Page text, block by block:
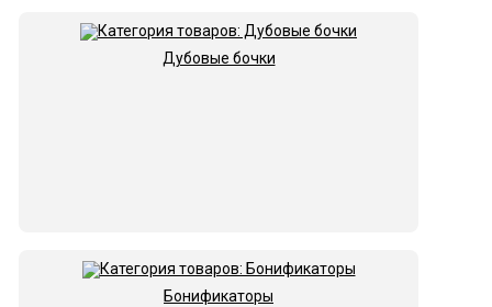
Дубовые бочки
Бонификаторы